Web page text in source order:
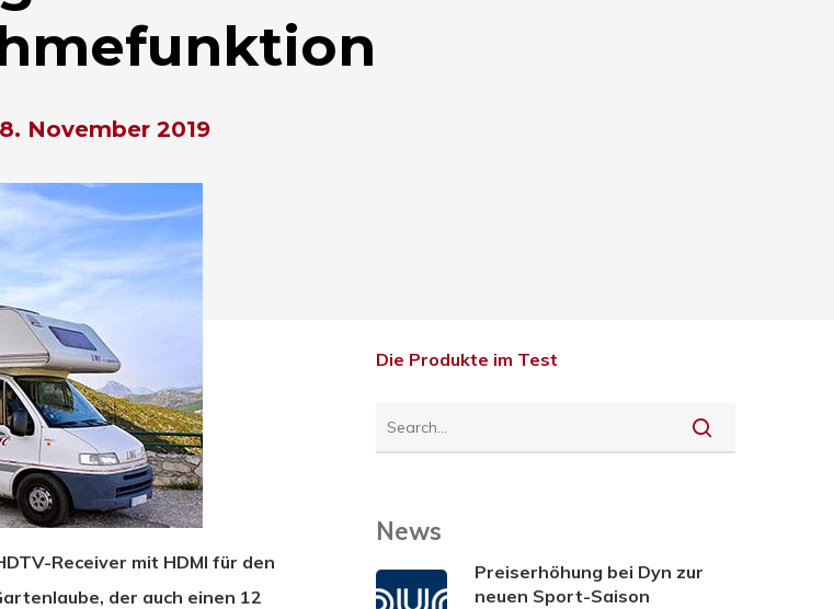
November 2019
Receiver mit HDMI für den
der auch einen 12
Die Produkte im Test
News
Preiserhöhung bei Dyn zur
neuen Sport-Saison